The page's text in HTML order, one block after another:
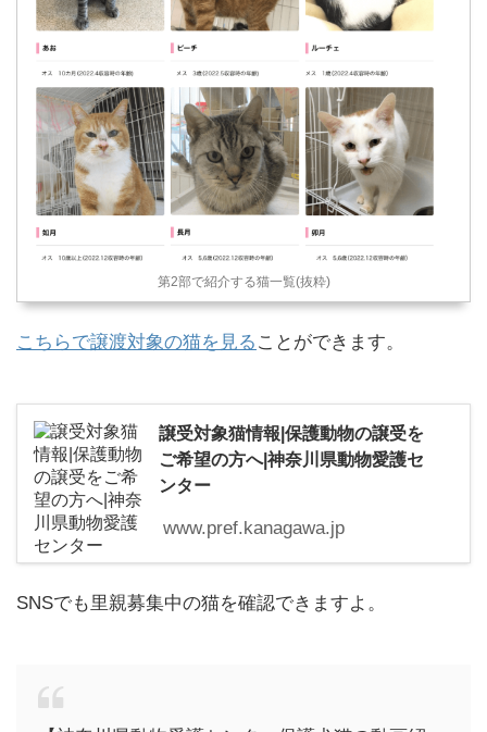
第2部で紹介する猫一覧(抜粋)
こちらで譲渡対象の猫を見る ことができます。
譲受対象猫情報|保護動物の譲受を
ご希望の方へ|神奈川県動物愛護セ
ンター
www.pref.kanagawa.jp
SNSでも里親募集中の猫を確認できますよ。